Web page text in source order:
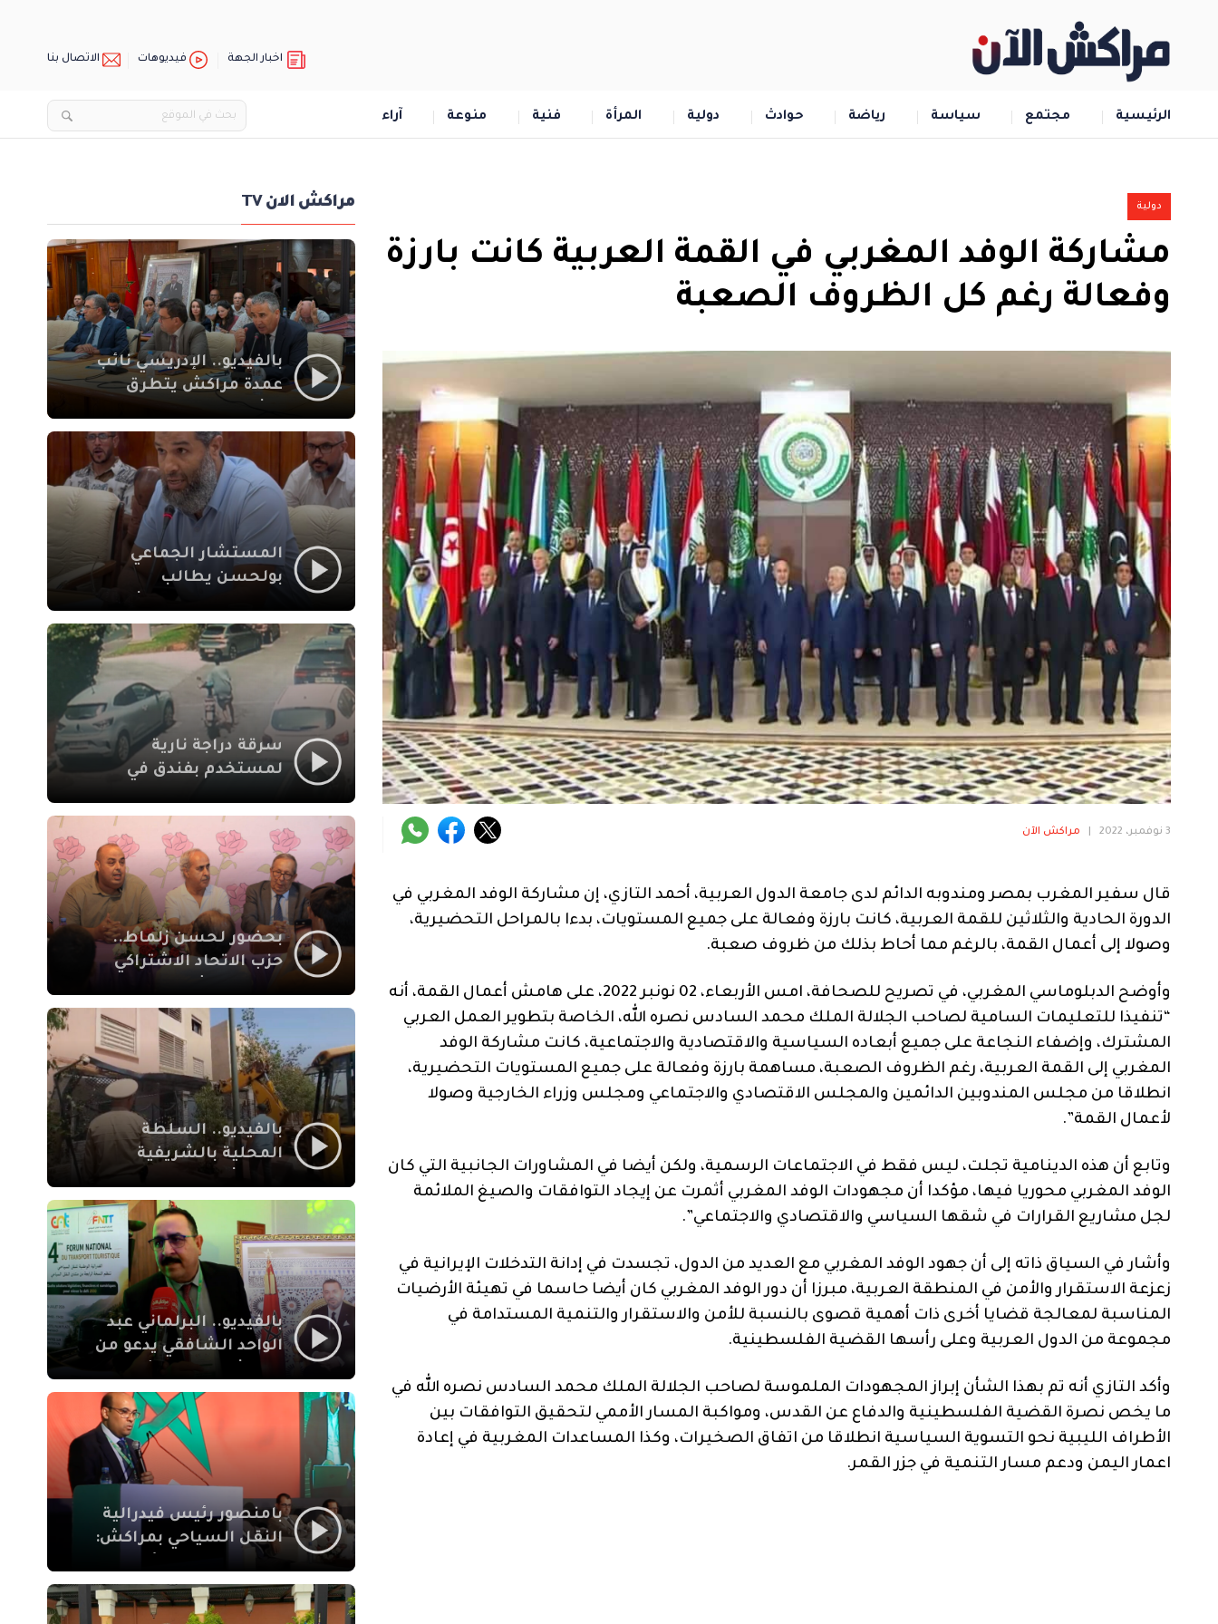
اخبار الجهة فيديوهات الاتصال بنا
الرئيسية مجتمع سياسة رياضة حوادث دولية المرأة فنية منوعة آراء
دولية
مشاركة الوفد المغربي في القمة العربية كانت بارزة
وفعالة رغم كل الظروف الصعبة
3 نوفمبر، 2022 مراكش الآن
قال سفير المغرب بمصر ومندوبه الدائم لدى جامعة الدول العربية، أحمد التازي، إن مشاركة الوفد المغربي في
الدورة الحادية والثلاثين للقمة العربية، كانت بارزة وفعالة على جميع المستويات، بدءا بالمراحل التحضيرية،
وصولا إلى أعمال القمة، بالرغم مما أحاط بذلك من ظروف صعبة.
وأوضح الدبلوماسي المغربي، في تصريح للصحافة، امس الأربعاء، 02 نونبر 2022، على هامش أعمال القمة، أنه
“تنفيذا للتعليمات السامية لصاحب الجلالة الملك محمد السادس نصره الله، الخاصة بتطوير العمل العربي
المشترك، وإضفاء النجاعة على جميع أبعاده السياسية والاقتصادية والاجتماعية، كانت مشاركة الوفد
المغربي إلى القمة العربية، رغم الظروف الصعبة، مساهمة بارزة وفعالة على جميع المستويات التحضيرية،
انطلاقا من مجلس المندوبين الدائمين والمجلس الاقتصادي والاجتماعي ومجلس وزراء الخارجية وصولا
لأعمال القمة”.
وتابع أن هذه الدينامية تجلت، ليس فقط في الاجتماعات الرسمية، ولكن أيضا في المشاورات الجانبية التي كان
الوفد المغربي محوريا فيها، مؤكدا أن مجهودات الوفد المغربي أثمرت عن إيجاد التوافقات والصيغ الملائمة
لجل مشاريع القرارات في شقها السياسي والاقتصادي والاجتماعي”.
وأشار في السياق ذاته إلى أن جهود الوفد المغربي مع العديد من الدول، تجسدت في إدانة التدخلات الإيرانية في
زعزعة الاستقرار والأمن في المنطقة العربية، مبرزا أن دور الوفد المغربي كان أيضا حاسما في تهيئة الأرضيات
المناسبة لمعالجة قضايا أخرى ذات أهمية قصوى بالنسبة للأمن والاستقرار والتنمية المستدامة في
مجموعة من الدول العربية وعلى رأسها القضية الفلسطينية.
وأكد التازي أنه تم بهذا الشأن إبراز المجهودات الملموسة لصاحب الجلالة الملك محمد السادس نصره الله في
ما يخص نصرة القضية الفلسطينية والدفاع عن القدس، ومواكبة المسار الأممي لتحقيق التوافقات بين
الأطراف الليبية نحو التسوية السياسية انطلاقا من اتفاق الصخيرات، وكذا المساعدات المغربية في إعادة
اعمار اليمن ودعم مسار التنمية في جزر القمر.
مراكش الان TV
بالفيديو.. الإدريسي نائب
عمدة مراكش يتطرق
الاجتماعي في نقل
المحطة الطرقية إلى
العزوزية
المستشار الجماعي
بولحسن يطالب
أشغال شارع علال
الفاسي بمراكش
سرقة دراجة نارية
لمستخدم بفندق في
بمراكش
بحضور لحسن زلماط..
حزب الاتحاد الاشتراكي
مقراً بمقاطعة سيدي
يوسف بن علي مراكش
بالفيديو.. السلطة
المحلية بالشريفية
بنايات غير قانونية بإقامة
الإيمان
بالفيديو.. البرلماني عبد
الواحد الشافقي يدعو من
النقل السياحي لمواكبة
بامنصور رئيس فيدرالية
النقل السياحي بمراكش:
والاصلاح التشريعي
ركيزتان أساسيتان لكسب